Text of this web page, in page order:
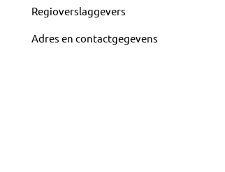
Regioverslaggevers
Adres en contactgegevens